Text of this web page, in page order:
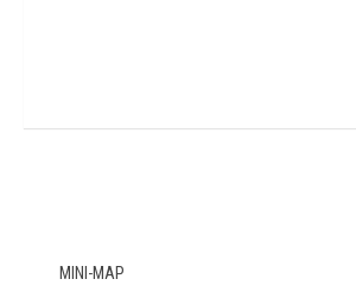
MINI-MAP